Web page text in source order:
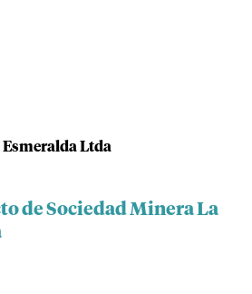
Ltda
de Sociedad Minera La